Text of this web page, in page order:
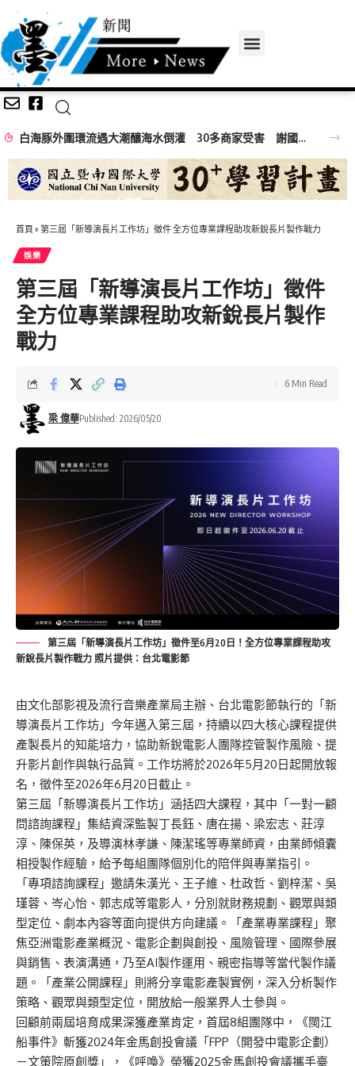
白海豚外圍環流遇大潮釀海水倒灌 30多商家受害 謝國樑親赴慰問
首頁 » 第三屆「新導演長片工作坊」徵件 全方位專業課程助攻新銳長片製作戰力
娛樂
第三屆「新導演長片工作坊」徵件
全方位專業課程助攻新銳長片製作
戰力
梁 偉華Published: 2026/05/20
6 Min Read
第三屆「新導演長片工作坊」徵件至6月20日！全方位專業課程助攻
新銳長片製作戰力 照片提供：台北電影節
由文化部影視及流行音樂產業局主辦、台北電影節執行的「新
導演長片工作坊」今年邁入第三屆，持續以四大核心課程提供
產製長片的知能培力，協助新銳電影人團隊控管製作風險、提
升影片創作與執行品質。工作坊將於2026年5月20日起開放報
名，徵件至2026年6月20日截止。
第三屆「新導演長片工作坊」涵括四大課程，其中「一對一顧
問諮詢課程」集結資深監製丁長鈺、唐在揚、梁宏志、莊淳
淳、陳保英，及導演林孝謙、陳潔瑤等專業師資，由業師傾囊
相授製作經驗，給予每組團隊個別化的陪伴與專業指引。
「專項諮詢課程」邀請朱漢光、王子維、杜政哲、劉梓潔、吳
瑾蓉、岑心怡、郭志成等電影人，分別就財務規劃、觀眾與類
型定位、劇本內容等面向提供方向建議。「產業專業課程」聚
焦亞洲電影產業概況、電影企劃與創投、風險管理、國際參展
與銷售、表演溝通，乃至AI製作運用、親密指導等當代製作議
題。「產業公開課程」則將分享電影產製實例，深入分析製作
策略、觀眾與類型定位，開放給一般業界人士參與。
回顧前兩屆培育成果深獲產業肯定，首屆8組團隊中，《閩江
船事件》斬獲2024年金馬創投會議「FPP（開發中電影企劃）
－文策院原創獎」，《呼喚》榮獲2025金馬創投會議攜手臺